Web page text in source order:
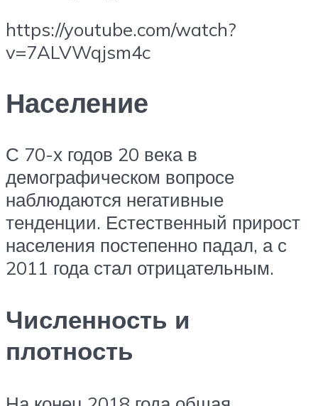
https://youtube.com/watch?
v=7ALVWqjsm4c
Население
С 70-х годов 20 века в
демографическом вопросе
наблюдаются негативные
тенденции. Естественный прирост
населения постепенно падал, а с
2011 года стал отрицательным.
Численность и
плотность